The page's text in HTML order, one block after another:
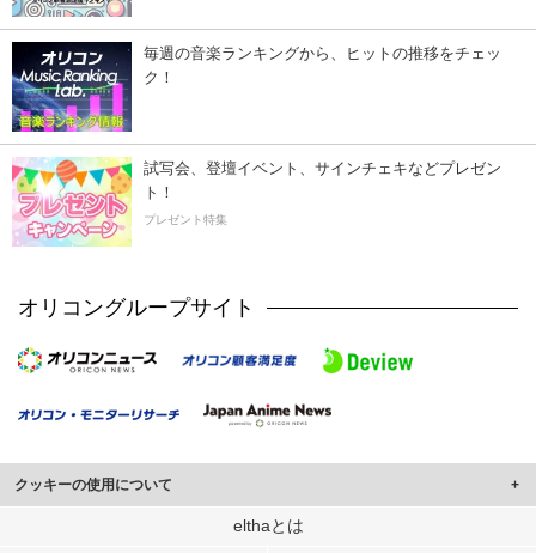
毎週の音楽ランキングから、ヒットの推移をチェッ
ク！
試写会、登壇イベント、サインチェキなどプレゼン
ト！
プレゼント特集
オリコングループサイト
クッキーの使用について
このサイトでは Cookie を使用して、ユーザーに合わせたコンテンツや広告の
elthaとは